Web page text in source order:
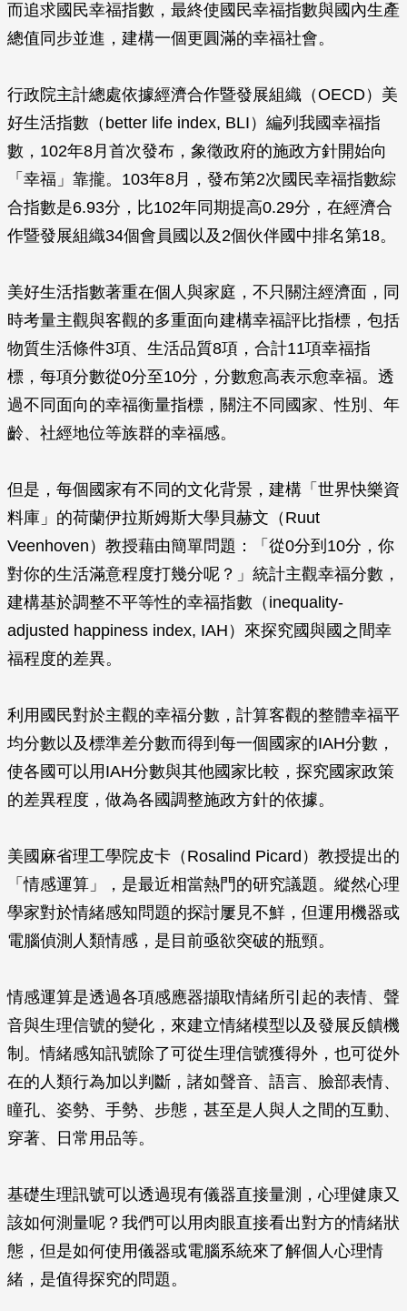
而追求國民幸福指數，最終使國民幸福指數與國內生產
總值同步並進，建構一個更圓滿的幸福社會。
行政院主計總處依據經濟合作暨發展組織（OECD）美
好生活指數（better life index, BLI）編列我國幸福指
數，102年8月首次發布，象徵政府的施政方針開始向
「幸福」靠攏。103年8月，發布第2次國民幸福指數綜
合指數是6.93分，比102年同期提高0.29分，在經濟合
作暨發展組織34個會員國以及2個伙伴國中排名第18。
美好生活指數著重在個人與家庭，不只關注經濟面，同
時考量主觀與客觀的多重面向建構幸福評比指標，包括
物質生活條件3項、生活品質8項，合計11項幸福指
標，每項分數從0分至10分，分數愈高表示愈幸福。透
過不同面向的幸福衡量指標，關注不同國家、性別、年
齡、社經地位等族群的幸福感。
但是，每個國家有不同的文化背景，建構「世界快樂資
料庫」的荷蘭伊拉斯姆斯大學貝赫文（Ruut
Veenhoven）教授藉由簡單問題：「從0分到10分，你
對你的生活滿意程度打幾分呢？」統計主觀幸福分數，
建構基於調整不平等性的幸福指數（inequality-
adjusted happiness index, IAH）來探究國與國之間幸
福程度的差異。
利用國民對於主觀的幸福分數，計算客觀的整體幸福平
均分數以及標準差分數而得到每一個國家的IAH分數，
使各國可以用IAH分數與其他國家比較，探究國家政策
的差異程度，做為各國調整施政方針的依據。
美國麻省理工學院皮卡（Rosalind Picard）教授提出的
「情感運算」，是最近相當熱門的研究議題。縱然心理
學家對於情緒感知問題的探討屢見不鮮，但運用機器或
電腦偵測人類情感，是目前亟欲突破的瓶頸。
情感運算是透過各項感應器擷取情緒所引起的表情、聲
音與生理信號的變化，來建立情緒模型以及發展反饋機
制。情緒感知訊號除了可從生理信號獲得外，也可從外
在的人類行為加以判斷，諸如聲音、語言、臉部表情、
瞳孔、姿勢、手勢、步態，甚至是人與人之間的互動、
穿著、日常用品等。
基礎生理訊號可以透過現有儀器直接量測，心理健康又
該如何測量呢？我們可以用肉眼直接看出對方的情緒狀
態，但是如何使用儀器或電腦系統來了解個人心理情
緒，是值得探究的問題。